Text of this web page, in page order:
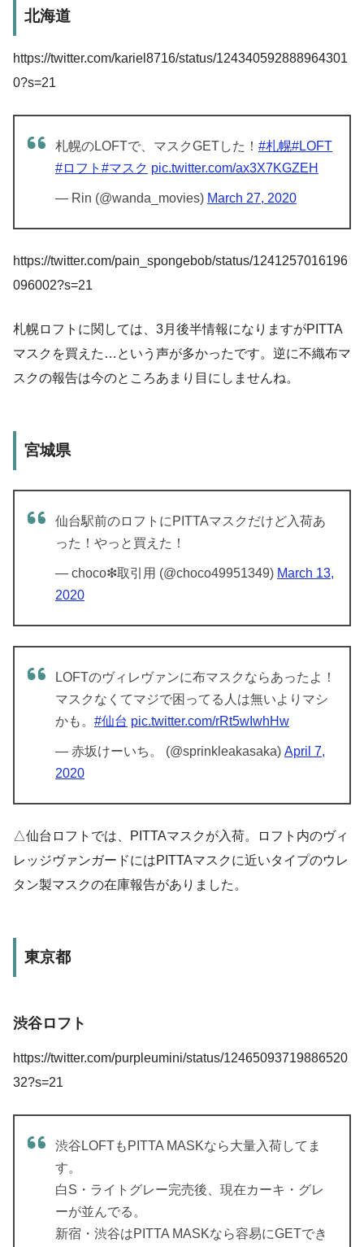
北海道
https://twitter.com/kariel8716/status/124340592888964301
0?s=21
札幌のLOFTで、マスクGETした！ #札幌#LOFT
#ロフト #マスク pic.twitter.com/ax3X7KGZEH
— Rin (@wanda_movies) March 27, 2020
https://twitter.com/pain_spongebob/status/1241257016196
096002?s=21
札幌ロフトに関しては、3月後半情報になりますがPITTA
マスクを買えた…という声が多かったです。逆に不織布マ
スクの報告は今のところあまり目にしませんね。
宮城県
仙台駅前のロフトにPITTAマスクだけど入荷あ
った！やっと買えた！
— choco❇︎取引用 (@choco49951349) March 13,
2020
LOFTのヴィレヴァンに布マスクならあったよ！
マスクなくてマジで困ってる人は無いよりマシ
かも。 #仙台 pic.twitter.com/rRt5wIwhHw
— 赤坂けーいち。 (@sprinkleakasaka) April 7,
2020
△仙台ロフトでは、PITTAマスクが入荷。ロフト内のヴィ
レッジヴァンガードにはPITTAマスクに近いタイプのウレ
タン製マスクの在庫報告がありました。
東京都
渋谷ロフト
https://twitter.com/purpleumini/status/12465093719886520
32?s=21
渋谷LOFTもPITTA MASKなら大量入荷してま
す。
白S・ライトグレー完売後、現在カーキ・グレ
ーが並んでる。
新宿・渋谷はPITTA MASKなら容易にGETでき